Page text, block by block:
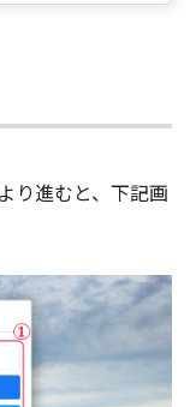
り進むと、下記画